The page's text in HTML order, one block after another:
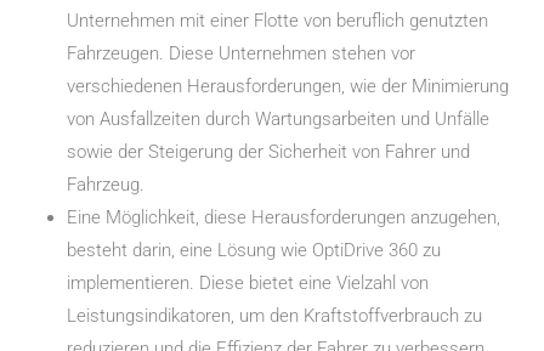
Unternehmen mit einer Flotte von beruflich genutzten
Fahrzeugen. Diese Unternehmen stehen vor
verschiedenen Herausforderungen, wie der Minimierung
von Ausfallzeiten durch Wartungsarbeiten und Unfälle
sowie der Steigerung der Sicherheit von Fahrer und
Fahrzeug.
Eine Möglichkeit, diese Herausforderungen anzugehen,
besteht darin, eine Lösung wie OptiDrive 360 zu
implementieren. Diese bietet eine Vielzahl von
Leistungsindikatoren, um den Kraftstoffverbrauch zu